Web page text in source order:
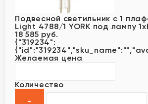
Подвесной светильник с 1
Light 4788/1 YORK под лампу
18 585 руб.
{"319234":
Желаемая цена
Количество